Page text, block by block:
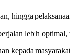
hingga
lebih optimal,
kepada